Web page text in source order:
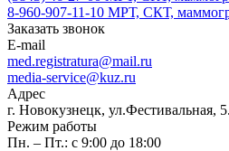
8-960-907-11-10 МРТ, СКТ,
Заказать звонок
E-mail
med.registratura@mail.ru
media-service@kuz.ru
Адрес
г. Новокузнецк, ул.Фестивальная, 5.
Режим работы
Пн. – Пт.: с 9:00 до 18:00